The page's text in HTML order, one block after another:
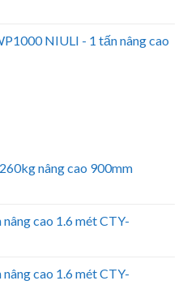
NIULI - 1 tấn nâng cao
nâng cao 900mm
cao 1.6 mét CTY-
cao 1.6 mét CTY-